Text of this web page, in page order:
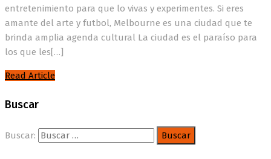
entretenimiento para que lo vivas y experimentes. Si eres
amante del arte y futbol, Melbourne es una ciudad que te
brinda amplia agenda cultural La ciudad es el paraíso para
los que les[…]
Read Article
Buscar
Buscar: